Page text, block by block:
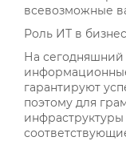
всевозможные
Роль ИТ в
На
гарантируют
поэтому для